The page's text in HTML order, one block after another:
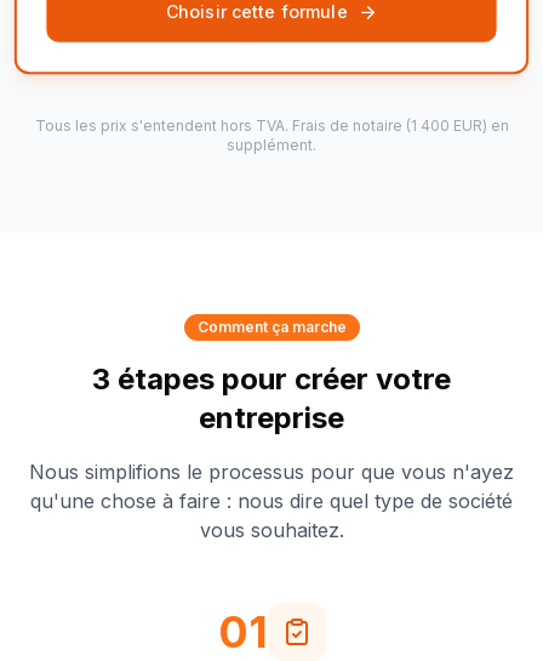
Choisir cette formule
Tous les prix s'entendent hors TVA. Frais de notaire (1 400 EUR) en
supplément.
Comment ça marche
3 étapes pour créer votre
entreprise
Nous simplifions le processus pour que vous n'ayez
qu'une chose à faire : nous dire quel type de société
vous souhaitez.
01